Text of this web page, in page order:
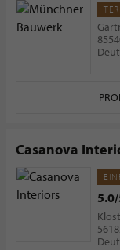
Casanova